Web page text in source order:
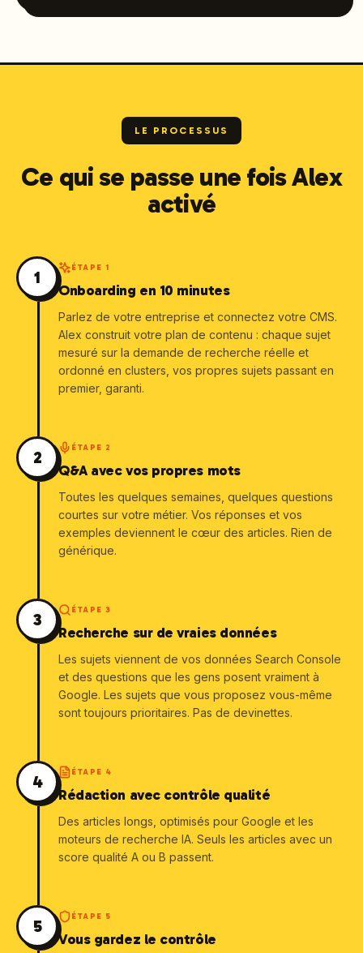
LE PROCESSUS
Ce qui se passe une fois Alex
activé
1
ÉTAPE 1
Onboarding en 10 minutes
Parlez de votre entreprise et connectez votre CMS.
Alex construit votre plan de contenu : chaque sujet
mesuré sur la demande de recherche réelle et
ordonné en clusters, vos propres sujets passant en
premier, garanti.
2
ÉTAPE 2
Q&A avec vos propres mots
Toutes les quelques semaines, quelques questions
courtes sur votre métier. Vos réponses et vos
exemples deviennent le cœur des articles. Rien de
générique.
3
ÉTAPE 3
Recherche sur de vraies données
Les sujets viennent de vos données Search Console
et des questions que les gens posent vraiment à
Google. Les sujets que vous proposez vous-même
sont toujours prioritaires. Pas de devinettes.
4
ÉTAPE 4
Rédaction avec contrôle qualité
Des articles longs, optimisés pour Google et les
moteurs de recherche IA. Seuls les articles avec un
score qualité A ou B passent.
5
ÉTAPE 5
Vous gardez le contrôle